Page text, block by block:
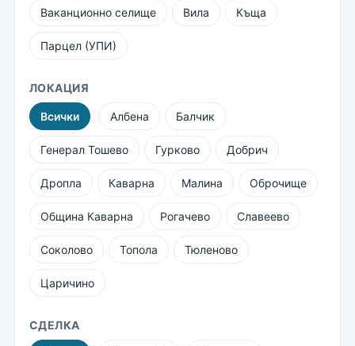
Ваканционно селище Вила Къща
Парцел (УПИ)
ЛОКАЦИЯ
Всички Албена Балчик
Генерал Тошево Гурково Добрич
Дропла Каварна Малина Оброчище
Община Каварна Рогачево Славеево
Соколово Топола Тюленово
Царичино
СДЕЛКА